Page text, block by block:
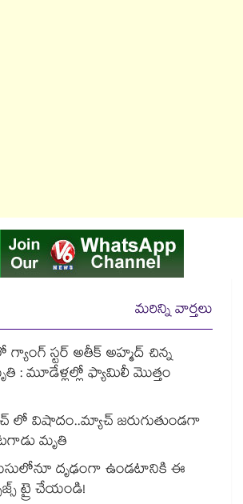
మరిన్ని వార్తలు
స్టర్ అతీక్ అహ్మద్ చిన్న
: మూడేళ్లల్లో ఫ్యామిలీ మొత్తం
లో విషాదం..మ్యాచ్ జరుగుతుండగా
మృతి
దృఢంగా ఉండటానికి ఈ
ట్రై చేయండి!